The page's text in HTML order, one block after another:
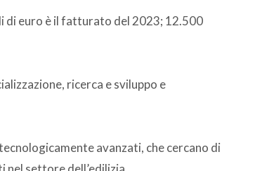
di euro è il fatturato del 2023; 12.500
ricerca e sviluppo e
avanzati, che cercano di